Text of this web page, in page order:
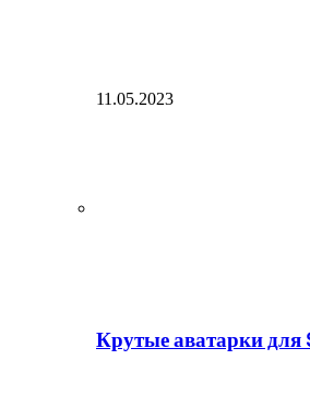
11.05.2023
Крутые аватарки